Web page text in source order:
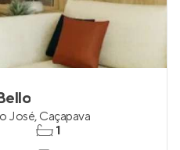
José, Caçapava
1